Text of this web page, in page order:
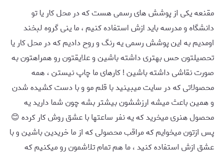
مقنعه یکی از پوشش های رسمی هست که در محل کار یا تو
دانشگاه و مدرسه باید ازش استفاده کنیم ، ما ینی گروه لبخند
اومدیم به این پوشش رسمی یه رنگ و روح دادیم که در محل کار یا
تحصیلتون حس بهتری داشته باشین و علایقتون رو همراهتون به
صورت نقاشی داشته باشین ! کارهای ما چاپ نیستن ، همه
محصولاتی که در سایت میبینید با قلم مو و با دست کشیده شدن
و همین باعث میشه ارزششون بیشتر بشه چون شما دارید یه
محصول هنری میخرید که یه نفر ساعتها با عشق روش کار کرده 😊
پس ازتون میخوایم که مراقب محصولی که از ما خریدین باشین و با
عشق ازش استفاده کنید ، ما هم تمام تلاشمون رو میکنیم که